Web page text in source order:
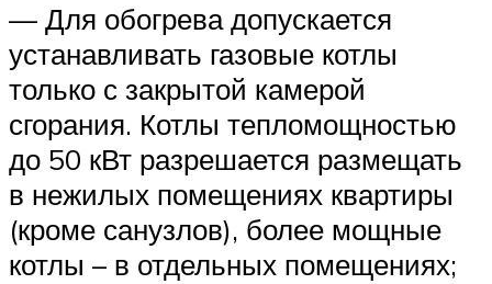
— Для обогрева допускается
устанавливать газовые котлы
только с закрытой камерой
сгорания. Котлы тепломощностью
до 50 кВт разрешается размещать
в нежилых помещениях квартиры
(кроме санузлов), более мощные
котлы – в отдельных помещениях;